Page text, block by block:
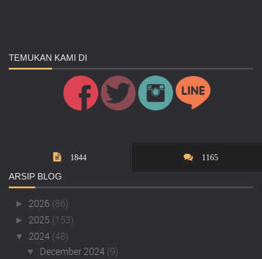
TEMUKAN KAMI DI
1844 1165
ARSIP BLOG
► 2026 (86)
► 2025 (153)
▼ 2024 (48)
▼ December 2024 (9)